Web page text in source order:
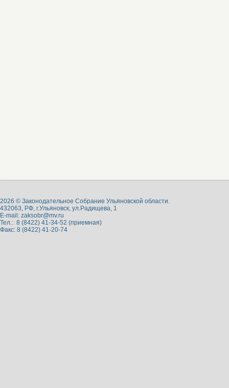
2026 © Законодательное Собрание Ульяновской области.
432063, РФ, г.Ульяновск, ул.Радищева, 1
E-mail: zaksobr@mv.ru
Тел.: 8 (8422) 41-34-52 (приемная)
Факс: 8 (8422) 41-20-74